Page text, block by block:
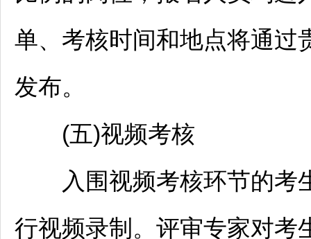
单、考核时间和地点将通过
发布。
(五)视频考核
入围视频考核环节的考
行视频录制。评审专家对考